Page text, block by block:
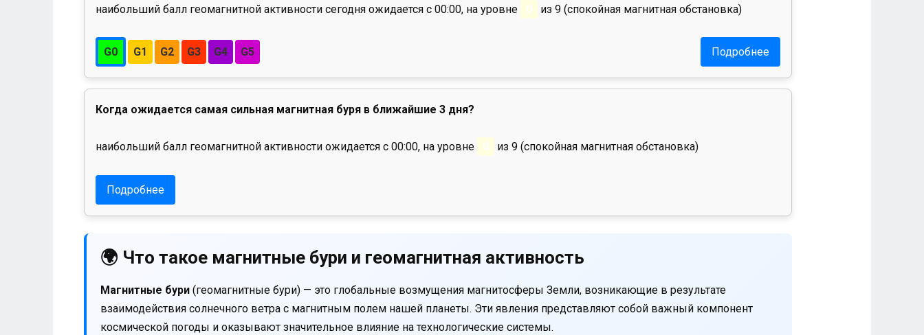
наибольший балл геомагнитной активности сегодня ожидается с 00:00, на уровне 0 из 9 (спокойная магнитная обстановка)
G0 G1 G2 G3 G4 G5 Подробнее
Когда ожидается самая сильная магнитная буря в ближайшие 3 дня?
наибольший балл геомагнитной активности ожидается с 00:00, на уровне 0 из 9 (спокойная магнитная обстановка)
Подробнее
🌍 Что такое магнитные бури и геомагнитная активность
Магнитные бури (геомагнитные бури) — это глобальные возмущения магнитосферы Земли, возникающие в результате
взаимодействия солнечного ветра с магнитным полем нашей планеты. Эти явления представляют собой важный компонент
космической погоды и оказывают значительное влияние на технологические системы.